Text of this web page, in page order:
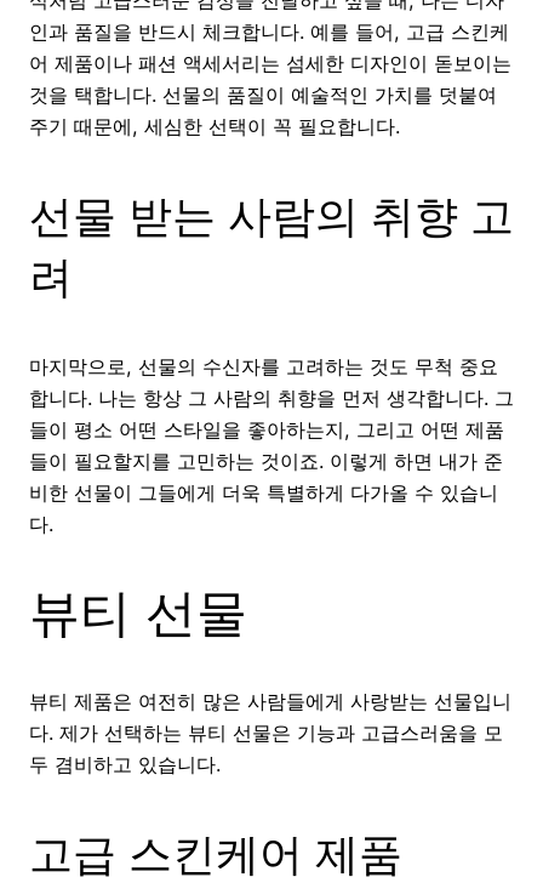
인과 품질을 반드시 체크합니다. 예를 들어, 고급 스킨케
어 제품이나 패션 액세서리는 섬세한 디자인이 돋보이는
것을 택합니다. 선물의 품질이 예술적인 가치를 덧붙여
주기 때문에, 세심한 선택이 꼭 필요합니다.
선물 받는 사람의 취향 고
려
마지막으로, 선물의 수신자를 고려하는 것도 무척 중요
합니다. 나는 항상 그 사람의 취향을 먼저 생각합니다. 그
들이 평소 어떤 스타일을 좋아하는지, 그리고 어떤 제품
들이 필요할지를 고민하는 것이죠. 이렇게 하면 내가 준
비한 선물이 그들에게 더욱 특별하게 다가올 수 있습니
다.
뷰티 선물
뷰티 제품은 여전히 많은 사람들에게 사랑받는 선물입니
다. 제가 선택하는 뷰티 선물은 기능과 고급스러움을 모
두 겸비하고 있습니다.
고급 스킨케어 제품